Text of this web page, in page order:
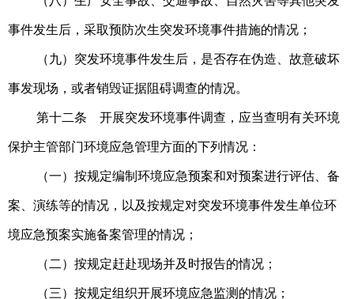
事件发生后，采取预防次生突发环境事件措施的情况；
（九）突发环境事件发生后，是否存在伪造、故意破坏
事发现场，或者销毁证据阻碍调查的情况。
第十二条 开展突发环境事件调查，应当查明有关环境
保护主管部门环境应急管理方面的下列情况：
（一）按规定编制环境应急预案和对预案进行评估、备
案、演练等的情况，以及按规定对突发环境事件发生单位环
境应急预案实施备案管理的情况；
（二）按规定赶赴现场并及时报告的情况；
（三）按规定组织开展环境应急监测的情况；